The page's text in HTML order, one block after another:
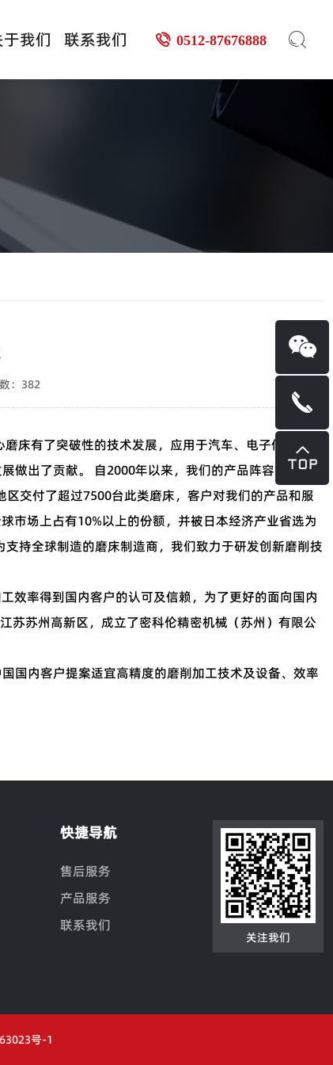
于我们 联系我们 0512-87676888
：382
床有了突破性的技术发展，应用于汽车、电子信息、家
做出了贡献。 自2000年以来，我们的产品阵容中增加
交付了超过7500台此类磨床，客户对我们的产品和服
市场上占有10%以上的份额，并被日本经济产业省选为
持全球制造的磨床制造商，我们致力于研发创新磨削技
效率得到国内客户的认可及信赖，为了更好的面向国内
苏苏州高新区，成立了密科伦精密机械（苏州）有限公
国内客户提案适宜高精度的磨削加工技术及设备、效率
快捷导航
售后服务
产品服务
联系我们
关注我们
号-1